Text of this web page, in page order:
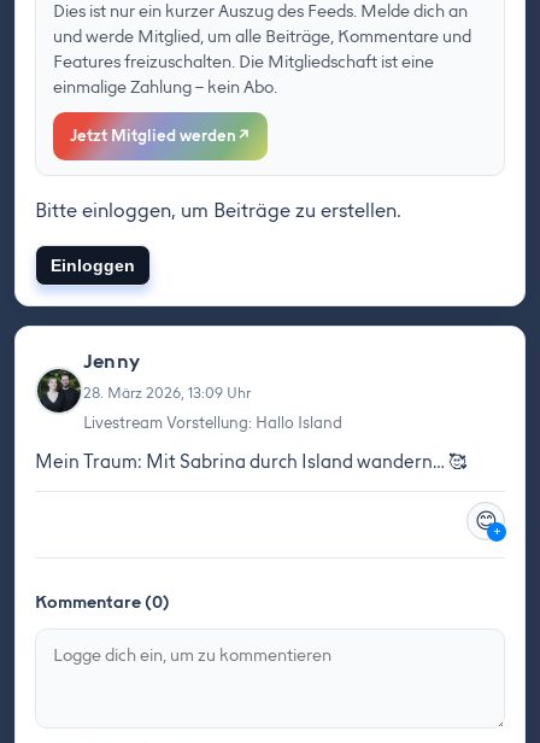
Dies ist nur ein kurzer Auszug des Feeds. Melde dich an
und werde Mitglied, um alle Beiträge, Kommentare und
Features freizuschalten. Die Mitgliedschaft ist eine
einmalige Zahlung – kein Abo.
Jetzt Mitglied werden ↗
Bitte einloggen, um Beiträge zu erstellen.
Einloggen
Jenny
28. März 2026, 13:09 Uhr
Livestream Vorstellung: Hallo Island
Mein Traum: Mit Sabrina durch Island wandern… 🥰
😊+
Kommentare (0)